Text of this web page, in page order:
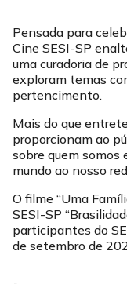
Pensada para
Cine SESI-SP
uma curadoria de
exploram temas
pertencimento.
Mais do que
proporcionam ao
sobre quem somos
mundo ao nosso
O filme “Uma
SESI-SP
participantes do
de setembro de